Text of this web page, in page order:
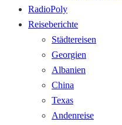
RadioPoly
Reiseberichte
Städtereisen
Georgien
Albanien
China
Texas
Andenreise